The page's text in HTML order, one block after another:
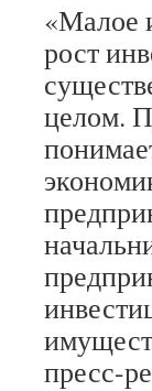
«Малое
рост
целом.
пресс-